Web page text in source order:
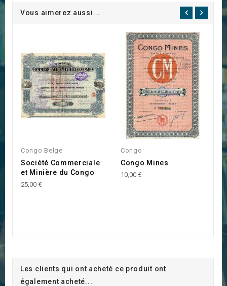
Vous aimerez aussi...
Congo Belge
Société Commerciale
et Minière du Congo
25,00 €
Congo
Congo Mines
10,00 €
Les clients qui ont acheté ce produit ont
également acheté...